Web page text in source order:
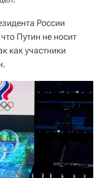
России
Путин не носит
как участники